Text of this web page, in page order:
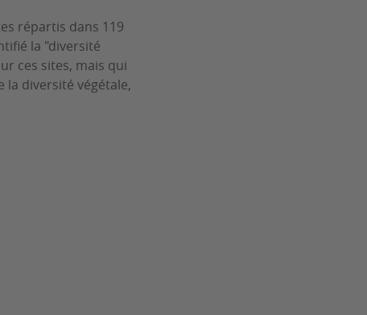
répartis dans 119
la "diversité
ces sites, mais qui
la diversité végétale,